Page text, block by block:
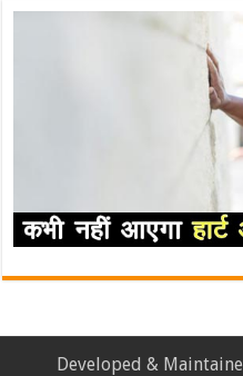
Developed &